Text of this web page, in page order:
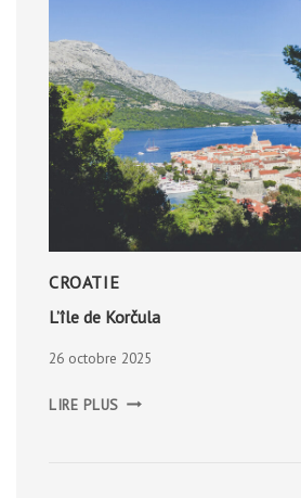
CROATIE
L’île de Korčula
26 octobre 2025
LIRE PLUS